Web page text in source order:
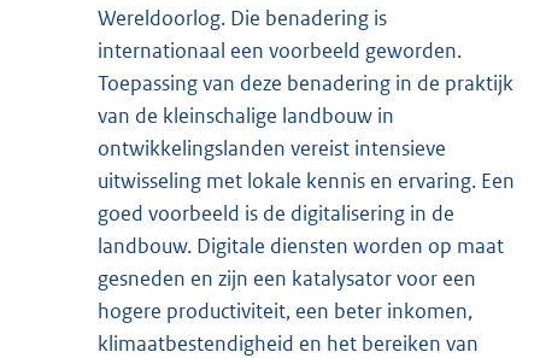
Wereldoorlog. Die benadering is
internationaal een voorbeeld geworden.
Toepassing van deze benadering in de praktijk
van de kleinschalige landbouw in
ontwikkelingslanden vereist intensieve
uitwisseling met lokale kennis en ervaring. Een
goed voorbeeld is de digitalisering in de
landbouw. Digitale diensten worden op maat
gesneden en zijn een katalysator voor een
hogere productiviteit, een beter inkomen,
klimaatbestendigheid en het bereiken van